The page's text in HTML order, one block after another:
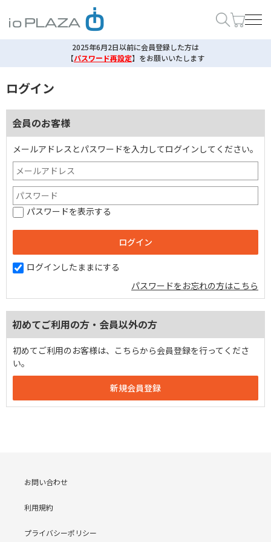
2025年6月2日以前に会員登録した方は
【パスワード再設定】 をお願いいたします
ログイン
会員のお客様
メールアドレスとパスワードを入力してログインしてください。
パスワードを表示する
ログインしたままにする
パスワードをお忘れの方はこちら
初めてご利用の方・会員以外の方
初めてご利用のお客様は、こちらから会員登録を行ってくださ
い。
お問い合わせ
利用規約
プライバシーポリシー